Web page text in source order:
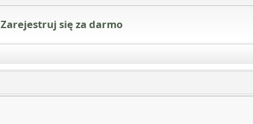
Zarejestruj się za darmo